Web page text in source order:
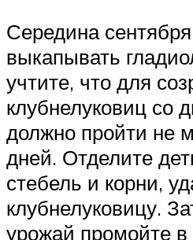
Середина
выкапывать
учтите, что для
клубнелуковиц со
должно пройти не
дней. Отделите
стебель и корни,
клубнелуковицу.
урожай промойте в